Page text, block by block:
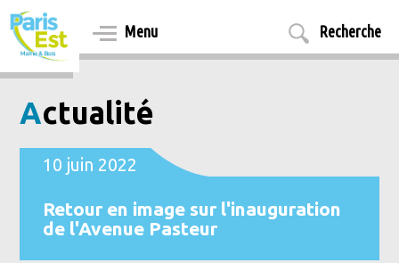
Aller
au
contenu
principal
Menu Recherche
Actualité
10 juin 2022
Retour en image sur l'inauguration
de l'Avenue Pasteur